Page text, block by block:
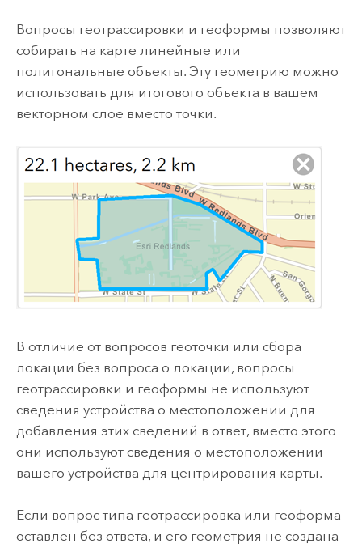
Вопросы геотрассировки и геоформы позволяют
собирать на карте линейные или
полигональные объекты. Эту геометрию можно
использовать для итогового объекта в вашем
векторном слое вместо точки.
В отличие от вопросов геоточки или сбора
локации без вопроса о локации, вопросы
геотрассировки и геоформы не используют
сведения устройства о местоположении для
добавления этих сведений в ответ, вместо этого
они используют сведения о местоположении
вашего устройства для центрирования карты.
Если вопрос типа геотрассировка или геоформа
оставлен без ответа, и его геометрия не создана